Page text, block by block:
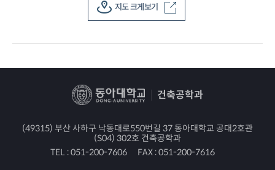
지도 크게보기
건축공학과
(49315) 부산 사하구 낙동대로550번길 37 동아대학교 공대2호관
(S04) 302호 건축공학과
TEL :051-200-7606 FAX :051-200-7616